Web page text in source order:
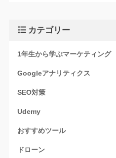
カテゴリー
1年生から学ぶマーケティング
Googleアナリティクス
SEO対策
Udemy
おすすめツール
ドローン